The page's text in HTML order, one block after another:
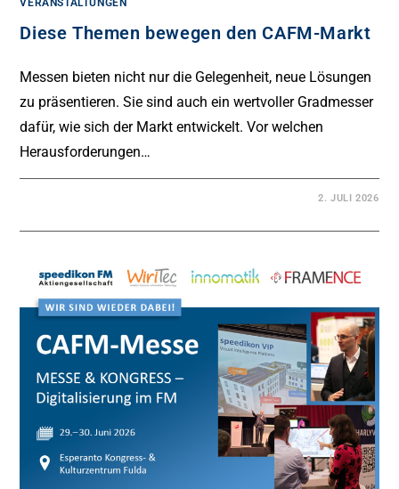
Diese Themen bewegen den CAFM-Markt
Messen bieten nicht nur die Gelegenheit, neue Lösungen
zu präsentieren. Sie sind auch ein wertvoller Gradmesser
dafür, wie sich der Markt entwickelt. Vor welchen
Herausforderungen…
2. JULI 2026